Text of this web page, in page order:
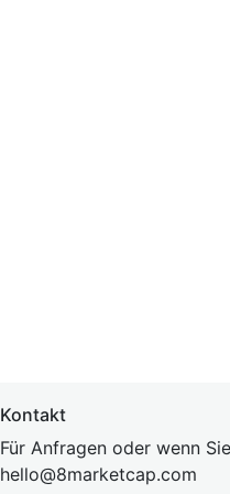
Kontakt
Für Anfragen oder wenn
hello@8marketcap.com